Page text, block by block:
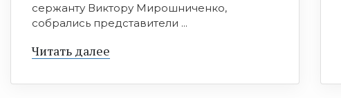
сержанту Виктору Мирошниченко,
собрались представители ...
Читать далее